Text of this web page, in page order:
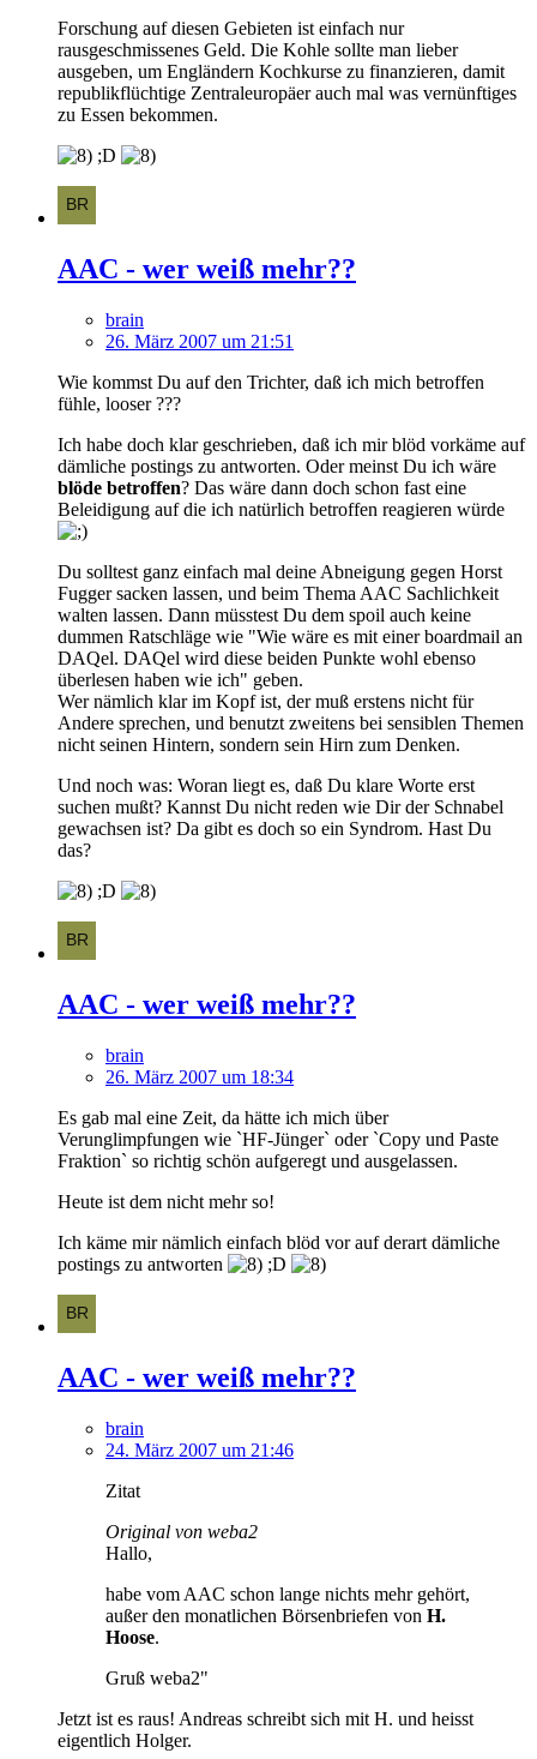
Forschung auf diesen Gebieten ist einfach nur
rausgeschmissenes Geld. Die Kohle sollte man lieber
ausgeben, um Engländern Kochkurse zu finanzieren, damit
republikflüchtige Zentraleuropäer auch mal was vernünftiges
zu Essen bekommen.
;D
AAC - wer weiß mehr??
brain
26. März 2007 um 21:51
Wie kommst Du auf den Trichter, daß ich mich betroffen
fühle, looser ???
Ich habe doch klar geschrieben, daß ich mir blöd vorkäme auf
dämliche postings zu antworten. Oder meinst Du ich wäre
blöde betroffen? Das wäre dann doch schon fast eine
Beleidigung auf die ich natürlich betroffen reagieren würde
Du solltest ganz einfach mal deine Abneigung gegen Horst
Fugger sacken lassen, und beim Thema AAC Sachlichkeit
walten lassen. Dann müsstest Du dem spoil auch keine
dummen Ratschläge wie "Wie wäre es mit einer boardmail an
DAQel. DAQel wird diese beiden Punkte wohl ebenso
überlesen haben wie ich" geben.
Wer nämlich klar im Kopf ist, der muß erstens nicht für
Andere sprechen, und benutzt zweitens bei sensiblen Themen
nicht seinen Hintern, sondern sein Hirn zum Denken.
Und noch was: Woran liegt es, daß Du klare Worte erst
suchen mußt? Kannst Du nicht reden wie Dir der Schnabel
gewachsen ist? Da gibt es doch so ein Syndrom. Hast Du
das?
;D
AAC - wer weiß mehr??
brain
26. März 2007 um 18:34
Es gab mal eine Zeit, da hätte ich mich über
Verunglimpfungen wie `HF-Jünger` oder `Copy und Paste
Fraktion` so richtig schön aufgeregt und ausgelassen.
Heute ist dem nicht mehr so!
Ich käme mir nämlich einfach blöd vor auf derart dämliche
postings zu antworten
;D
AAC - wer weiß mehr??
brain
24. März 2007 um 21:46
Zitat
Original von weba2
Hallo,
habe vom AAC schon lange nichts mehr gehört,
außer den monatlichen Börsenbriefen von H.
Hoose.
Gruß weba2"
Jetzt ist es raus! Andreas schreibt sich mit H. und heisst
eigentlich Holger.